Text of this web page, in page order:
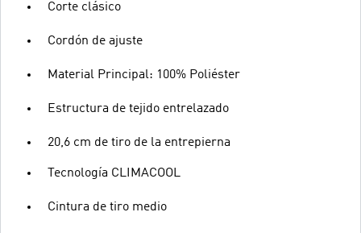
Corte clásico
Cordón de ajuste
Material Principal: 100% Poliéster
Estructura de tejido entrelazado
20,6 cm de tiro de la entrepierna
Tecnología CLIMACOOL
Cintura de tiro medio